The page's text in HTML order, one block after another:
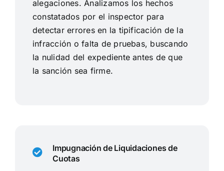
alegaciones. Analizamos los hechos
constatados por el inspector para
detectar errores en la tipificación de la
infracción o falta de pruebas, buscando
la nulidad del expediente antes de que
la sanción sea firme.
Impugnación de Liquidaciones de
Cuotas